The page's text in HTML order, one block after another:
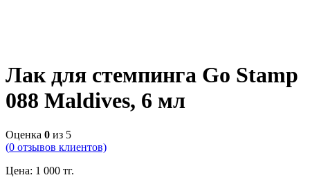
Лак для стемпинга Go Stamp
088 Maldives, 6 мл
Оценка 0 из 5
(0 отзывов клиентов)
Цена: 1 000 тг.